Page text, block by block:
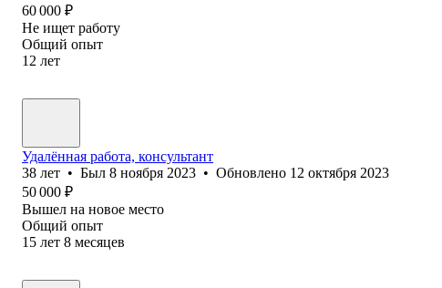
60 000 ₽
Не ищет работу
Общий опыт
12 лет
Удалённая работа, консультант
38 лет • Был 8 ноября 2023 • Обновлено 12 октября 2023
50 000 ₽
Вышел на новое место
Общий опыт
15 лет 8 месяцев